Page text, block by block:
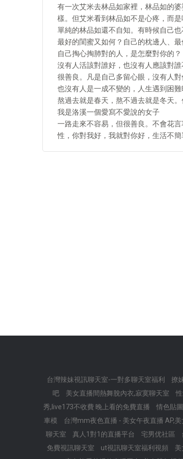
有一次艾米去林品如家裡，林品如的
樣。但艾米看到林品如不是心疼，而是
單純的林品如還不自知。有時候自己
最好的閨蜜又如何？自己的枕邊人、
自己掏心掏肺對的人，是怎麼對你的？
沒有人活該對誰好，也沒有人應該對
很善良。凡是自己多留心眼，沒有人對
也沒有人是一成不變的，人生遇到困
熬過去就是春天，熬不過去就是冬天。
我是洛溪一個愛寫不愛說的女子
一路走來不容易，但很善良。不會花
性，你對我好，我就對你好，生活不簡
台灣辣妹視訊聊天室-一對多聊天室福利 撩
吧
美女直播間熱舞脫內衣,寂寞聊天室
秀,live173不收費 晚上看的免費直播
情色貼
車模
台灣mm夜色直播 - 美女午夜直播 AP,
聊天室
真人1對1的直播平台 宅男优社區
免費視訊聊天室
ut視訊聊天室福利視頻